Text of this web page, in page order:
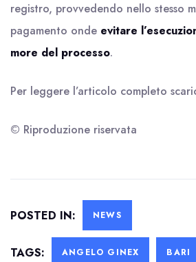
registro, provvedendo nello stesso
pagamento onde evitare
more del processo.
Per leggere l’articolo completo
© Riproduzione riservata
POSTED IN: NEWS
TAGS: ANGELO GINEX BARI